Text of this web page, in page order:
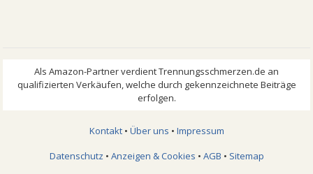
Kontakt• Über uns • Impressum
Datenschutz • Anzeigen & Cookies • AGB • Sitemap